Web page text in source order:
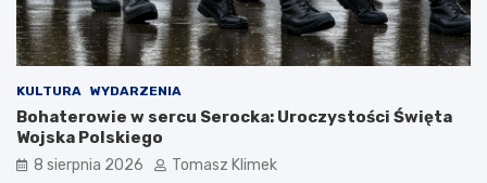
KULTURA WYDARZENIA
Bohaterowie w sercu Serocka: Uroczystości Święta
Wojska Polskiego
8 sierpnia 2026 Tomasz Klimek